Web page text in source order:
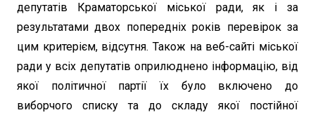
депутатів Краматорської міської ради, як і за
результатами двох попередніх років перевірок за
цим критерієм, відсутня. Також на веб-сайті міської
ради у всіх депутатів оприлюднено інформацію, від
якої політичної партії їх було включено до
виборчого списку та до складу якої постійної